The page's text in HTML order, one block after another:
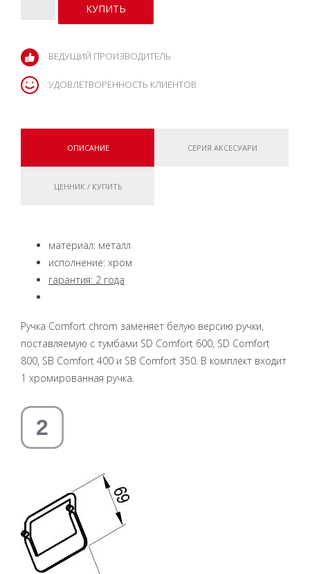
ВЕДУЩИЙ ПРОИЗВОДИТЕЛЬ
УДОВЛЕТВОРЕННОСТЬ КЛИЕНТОВ
ОПИСАНИЕ СЕРИЯ АКСЕСУАРИ
ЦЕННИК / КУПИТЬ
материал: металл
исполнение: хром
гарантия: 2 года
Ручка Comfort chrom заменяет белую версию ручки,
поставляемую с тумбами SD Comfort 600, SD Comfort
800, SB Comfort 400 и SB Comfort 350. В комплект входит
1 хромированная ручка.